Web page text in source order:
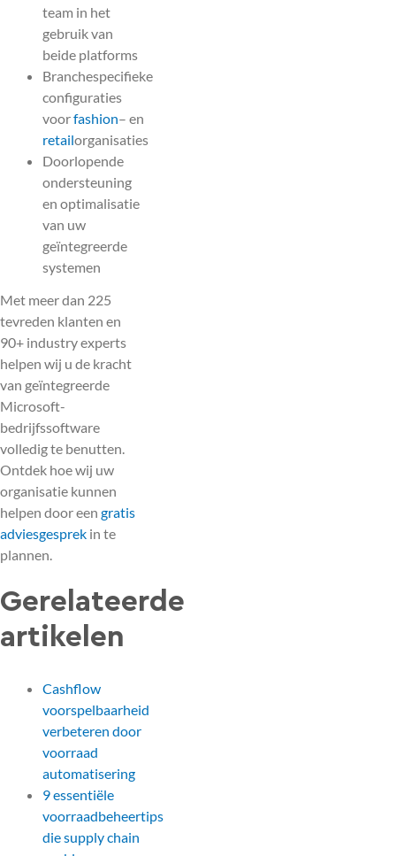
team in het
gebruik van
beide platforms
Branchespecifieke
configuraties
voorfashion– en
retailorganisaties
Doorlopende
ondersteuning
en optimalisatie
van uw
geïntegreerde
systemen
Met meer dan 225
tevreden klanten en
90+ industry experts
helpen wij u de kracht
van geïntegreerde
Microsoft-
bedrijfssoftware
volledig te benutten.
Ontdek hoe wij uw
organisatie kunnen
helpen door een gratis
adviesgesprek in te
plannen.
Gerelateerde
artikelen
Cashflow
voorspelbaarheid
verbeteren door
voorraad
automatisering
9 essentiële
voorraadbeheertips
die supply chain